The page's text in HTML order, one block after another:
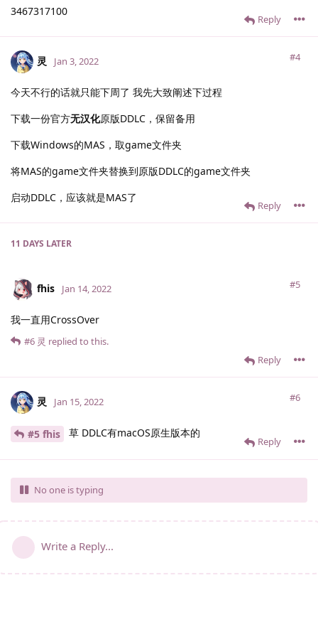
3467317100
Reply
灵 #4
Jan 3, 2022
今天不行的话就只能下周了 我先大致阐述下过程
下载一份官方无汉化原版DDLC，保留备用
下载Windows的MAS，取game文件夹
将MAS的game文件夹替换到原版DDLC的game文件夹
启动DDLC，应该就是MAS了
Reply
11 DAYS LATER
fhis #5
Jan 14, 2022
我一直用CrossOver
Reply
#6 灵 replied to this.
灵 #6
Jan 15, 2022
#5 fhis 草 DDLC有macOS原生版本的
Reply
No one is typing
Write a Reply...